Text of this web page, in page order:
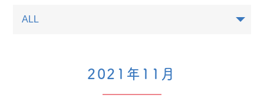
2021年11月